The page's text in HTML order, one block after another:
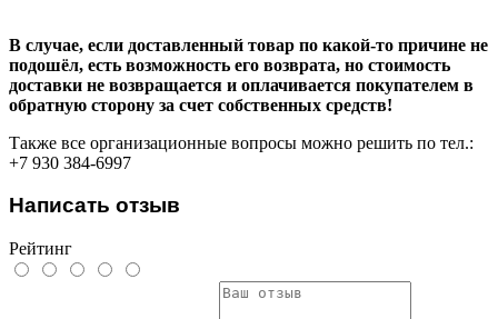
В случае, если доставленный товар по какой-то причине не
подошёл, есть возможность его возврата, но стоимость
доставки не возвращается и оплачивается покупателем в
обратную сторону за счет собственных средств!
Также все организационные вопросы можно решить по тел.:
+7 930 384-6997
Написать отзыв
Рейтинг